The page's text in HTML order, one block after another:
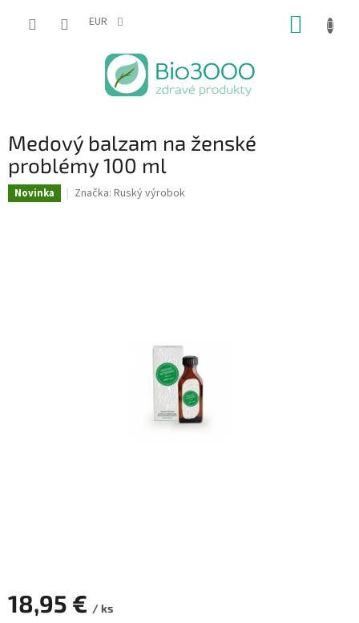
EUR
Medový balzam na ženské
problémy 100 ml
Novinka Značka: Ruský výrobok
18,95 € / ks